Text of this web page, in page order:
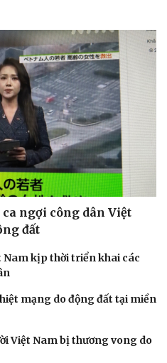
ngợi công dân Việt
đất
Nam kịp thời triển khai các
mạng do động đất tại miền
Việt Nam bị thương vong do